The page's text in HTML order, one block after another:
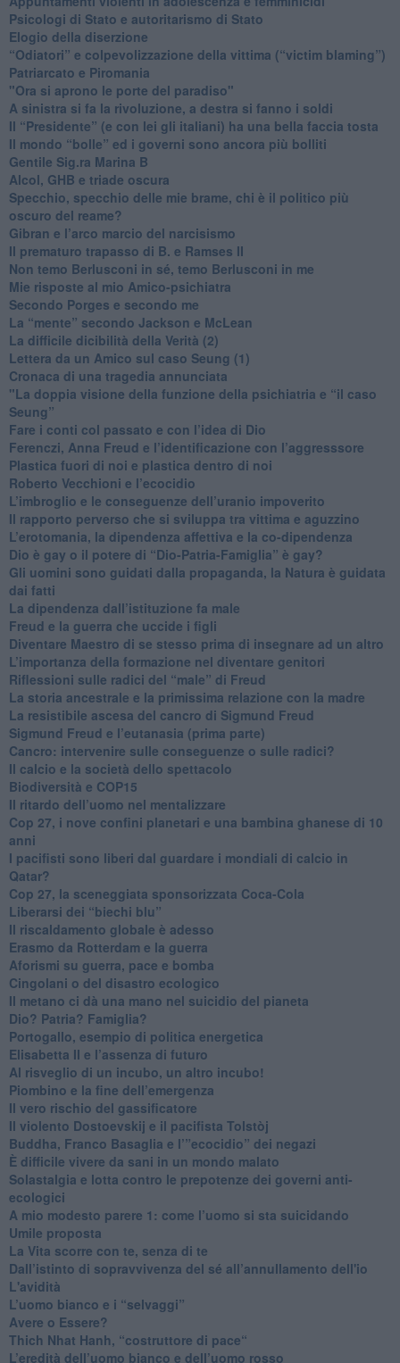
​Psicologi di Stato e autoritarismo di Stato
Elogio della diserzione
“Odiatori” e colpevolizzazione della vittima (“victim blaming”)
​Patriarcato e Piromania
"Ora si aprono le porte del paradiso"
​A sinistra si fa la rivoluzione, a destra si fanno i soldi
​Il “Presidente” (e con lei gli italiani) ha una bella faccia tosta
​Il mondo “bolle” ed i governi sono ancora più bolliti
​Gentile Sig.ra Marina B
​Alcol, GHB e triade oscura
​Specchio, specchio delle mie brame, chi è il politico più
oscuro del reame?
​Gibran e l’arco marcio del narcisismo
​Il prematuro trapasso di B. e Ramses II
​Non temo Berlusconi in sé, temo Berlusconi in me
​Mie risposte al mio Amico-psichiatra
​Secondo Porges e secondo me
​La “mente” secondo Jackson e McLean
La difficile dicibilità della Verità (2)
​Lettera da un Amico sul caso Seung (1)
​Cronaca di una tragedia annunciata
"​La doppia visione della funzione della psichiatria e “il caso
Seung”
​Fare i conti col passato e con l’idea di Dio
​Ferenczi, Anna Freud e l’identificazione con l’aggresssore
Plastica fuori di noi e plastica dentro di noi
​Roberto Vecchioni e l’ecocidio
​L’imbroglio e le conseguenze dell’uranio impoverito
​Il rapporto perverso che si sviluppa tra vittima e aguzzino
L’erotomania, la dipendenza affettiva e la co-dipendenza
​Dio è gay o il potere di “Dio-Patria-Famiglia” è gay?
​Gli uomini sono guidati dalla propaganda, la Natura è guidata
dai fatti
La dipendenza dall’istituzione fa male
​Freud e la guerra che uccide i figli
​Diventare Maestro di se stesso prima di insegnare ad un altro
L’importanza della formazione nel diventare genitori
Riflessioni sulle radici del “male” di Freud
​La storia ancestrale e la primissima relazione con la madre
​La resistibile ascesa del cancro di Sigmund Freud
Sigmund Freud e l’eutanasia (prima parte)
Cancro: intervenire sulle conseguenze o sulle radici?
​Il calcio e la società dello spettacolo
Biodiversità e COP15
​Il ritardo dell’uomo nel mentalizzare
​Cop 27, i nove confini planetari e una bambina ghanese di 10
anni
​I pacifisti sono liberi dal guardare i mondiali di calcio in
Qatar?
​Cop 27, la sceneggiata sponsorizzata Coca-Cola
​Liberarsi dei “biechi blu”
Il riscaldamento globale è adesso
​Erasmo da Rotterdam e la guerra
​Aforismi su guerra, pace e bomba
Cingolani o del disastro ecologico
​Il metano ci dà una mano nel suicidio del pianeta
​Dio? Patria? Famiglia?
Portogallo, esempio di politica energetica
​Elisabetta II e l’assenza di futuro
Al risveglio di un incubo, un altro incubo!
​Piombino e la fine dell’emergenza
​Il vero rischio del gassificatore
​Il violento Dostoevskij e il pacifista Tolstòj
​Buddha, Franco Basaglia e l’”ecocidio” dei negazi
​È difficile vivere da sani in un mondo malato
Solastalgia e lotta contro le prepotenze dei governi anti-
ecologici
​A mio modesto parere 1: come l’uomo si sta suicidando
​Umile proposta
​La Vita scorre con te, senza di te
​Dall’istinto di sopravvivenza del sé all’annullamento dell'io
L'avidità
​L’uomo bianco e i “selvaggi”
​Avere o Essere?
​Thich Nhat Hanh, “costruttore di pace“
​L’eredità dell’uomo bianco e dell’uomo rosso